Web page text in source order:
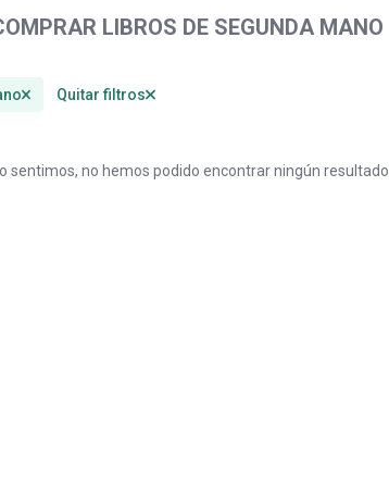
LIBROS DE SEGUNDA MANO
Quitar filtros
Lo sentimos, no hemos podido encontrar ningún resultado.